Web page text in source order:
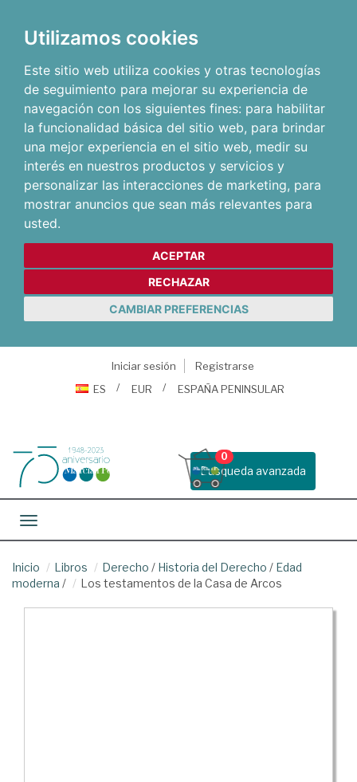
Utilizamos cookies
Este sitio web utiliza cookies y otras tecnologías
de seguimiento para mejorar su experiencia de
navegación con los siguientes fines: para habilitar
la funcionalidad básica del sitio web, para brindar
una mejor experiencia en el sitio web, medir su
interés en nuestros productos y servicios y
personalizar las interacciones de marketing, para
mostrar anuncios que sean más relevantes para
usted.
ACEPTAR
RECHAZAR
CAMBIAR PREFERENCIAS
Iniciar sesión
Registrarse
ES
EUR ESPAÑA PENINSULAR
Busqueda avanzada
0
Toggle navigation
Inicio Libros Derecho / Historia del Derecho / Edad
moderna / Los testamentos de la Casa de Arcos